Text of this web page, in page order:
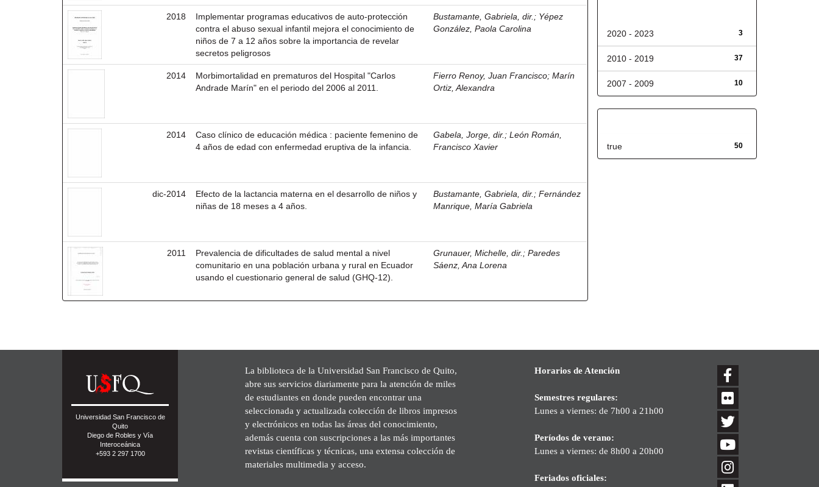
2018
Implementar programas educativos de auto-protección
contra el abuso sexual infantil mejora el conocimiento de
niños de 7 a 12 años sobre la importancia de revelar
secretos peligrosos
Bustamante, Gabriela, dir. ; Yépez
González, Paola Carolina
2014
Morbimortalidad en prematuros del Hospital "Carlos
Andrade Marín" en el periodo del 2006 al 2011.
Fierro Renoy, Juan Francisco;Marín
Ortiz, Alexandra
2014
Caso clínico de educación médica : paciente femenino de
4 años de edad con enfermedad eruptiva de la infancia.
Gabela, Jorge, dir. ;León Román,
Francisco Xavier
dic-2014
Efecto de la lactancia materna en el desarrollo de niños y
niñas de 18 meses a 4 años.
Bustamante, Gabriela, dir. ;Fernández
Manrique, María Gabriela
2011
Prevalencia de dificultades de salud mental a nivel
comunitario en una población urbana y rural en Ecuador
usando el cuestionario general de salud (GHQ-12).
Grunauer, Michelle, dir. ;Paredes
Sáenz, Ana Lorena
3
2020 - 2023
37
2010 - 2019
10
2007 - 2009
50
true
Universidad San Francisco de
Quito
Diego de Robles y Vía
Interoceánica
+593 2 297 1700
La biblioteca de la Universidad San Francisco de Quito,
abre sus servicios diariamente para la atención de miles
de estudiantes en donde pueden encontrar una
seleccionada y actualizada colección de libros impresos
y electrónicos en todas las áreas del conocimiento,
además cuenta con suscripciones a las más importantes
revistas científicas y técnicas, una extensa colección de
materiales multimedia y acceso.
Horarios de Atención
Semestres regulares:
Lunes a viernes: de 7h00 a 21h00
Períodos de verano:
Lunes a viernes: de 8h00 a 20h00
Feriados oficiales: